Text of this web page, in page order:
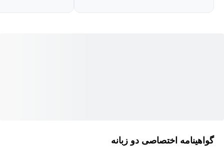
گواهینامه اختصاصی دو زبانه